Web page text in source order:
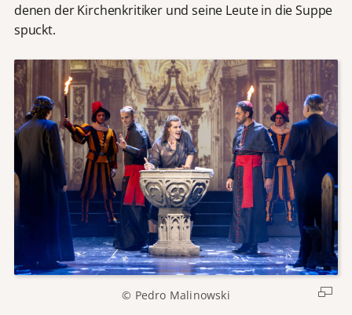
denen der Kirchenkritiker und seine Leute in die Suppe
spuckt.
© Pedro Malinowski